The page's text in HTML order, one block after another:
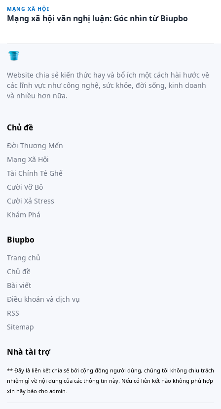
MẠNG XÃ HỘI
Mạng xã hội văn nghị luận: Góc nhìn từ Biupbo
Website chia sẻ kiến thức hay và bổ ích một cách hài hước về
các lĩnh vực như công nghệ, sức khỏe, đời sống, kinh doanh
và nhiều hơn nữa.
Chủ đề
Đời Thương Mến
Mạng Xã Hội
Tài Chính Té Ghế
Cười Vỡ Bô
Cười Xả Stress
Khám Phá
Biupbo
Trang chủ
Chủ đề
Bài viết
Điều khoản và dịch vụ
RSS
Sitemap
Nhà tài trợ
** Đây là liên kết chia sẻ bới cộng đồng người dùng, chúng tôi không chịu trách
nhiệm gì về nội dung của các thông tin này. Nếu có liên kết nào không phù hợp
xin hãy báo cho admin.